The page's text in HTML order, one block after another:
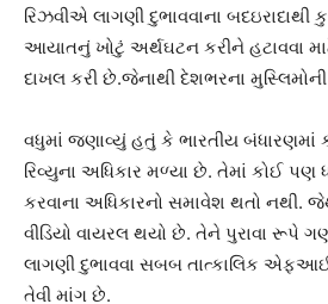
રિઝવીએ લાગણી દુભાવવાના બદઇરાદાથી
આયાતનું ખોટું અર્થઘટન કરીને હટાવવા
દાખલ કરી છે.જેનાથી દેશભરના
વધુમાં જણાવ્યું હતું કે ભારતીય બંધારણમાં
રિવ્યુના અધિકાર મળ્યા છે. તેમાં કોઈ પણ
કરવાના અધિકારનો સમાવેશ થતો નથી.
વીડિયો વાયરલ થયો છે. તેને પુરાવા રૂપે
લાગણી દુભાવવા સબબ તાત્કાલિક
તેવી માંગ છે.